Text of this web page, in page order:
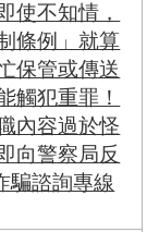
使不知情，
條例」就算
保管或傳送
觸犯重罪！
內容過於怪
向警察局反
騙諮詢專線